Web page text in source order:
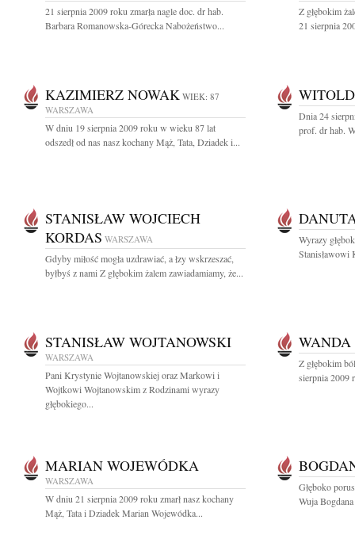
21 sierpnia 2009 roku zmarła nagle doc. dr hab.
Barbara Romanowska-Górecka Nabożeństwo...
Z głębokim
21 sierpnia
KAZIMIERZ NOWAK WIEK: 87
WARSZAWA
W dniu 19 sierpnia 2009 roku w wieku 87 lat
odszedł od nas nasz kochany Mąż, Tata, Dziadek i...
Dnia 24
prof. dr hab.
STANISŁAW WOJCIECH
KORDAS WARSZAWA
Gdyby miłość mogła uzdrawiać, a łzy wskrzeszać,
byłbyś z nami Z głębokim żalem zawiadamiamy, że...
Wyrazy
STANISŁAW WOJTANOWSKI
WARSZAWA
Pani Krystynie Wojtanowskiej oraz Markowi i
Wojtkowi Wojtanowskim z Rodzinami wyrazy
głębokiego...
Z głębokim
sierpnia 2009
MARIAN WOJEWÓDKA
WARSZAWA
W dniu 21 sierpnia 2009 roku zmarł nasz kochany
Mąż, Tata i Dziadek Marian Wojewódka...
Głęboko
Wuja